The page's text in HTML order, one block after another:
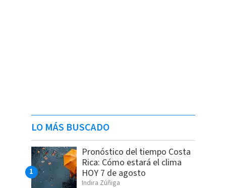
LO MÁS BUSCADO
Pronóstico del tiempo Costa
Rica: Cómo estará el clima
HOY 7 de agosto
Indira Zúñiga